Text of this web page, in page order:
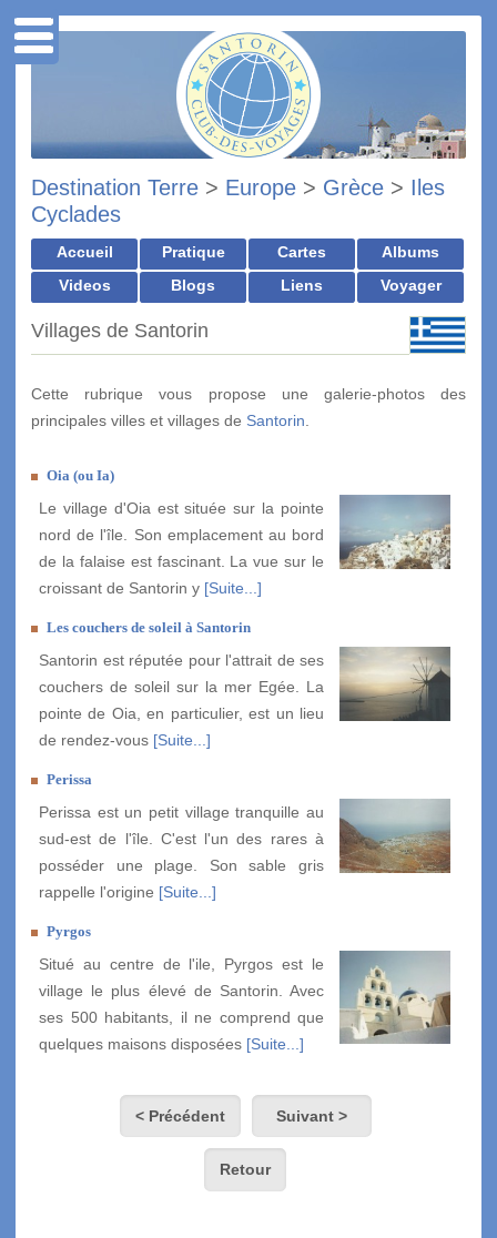
Destination Terre > Europe > Grèce > Iles
Cyclades
Accueil Pratique Cartes
Albums
Videos
Blogs Liens Voyager
Villages de Santorin
Cette rubrique vous propose une galerie-photos des
principales villes et villages de Santorin
Oia (ou Ia)
Le village d'Oia est située sur la pointe
nord de l'île. Son emplacement au bord
de la falaise est fascinant. La vue sur le
croissant de Santorin y [Suite...]
Les couchers de soleil à Santorin
Santorin est réputée pour l'attrait de ses
couchers de soleil sur la mer Egée. La
pointe de Oia, en particulier, est un lieu
de rendez-vous [Suite...]
Perissa
Perissa est un petit village tranquille au
sud-est de l'île. C'est l'un des rares à
posséder une plage. Son sable gris
rappelle l'origine [Suite...]
Pyrgos
Situé au centre de l'ile, Pyrgos est le
village le plus élevé de Santorin. Avec
ses 500 habitants, il ne comprend que
quelques maisons disposées [Suite...]
< Précédent Suivant >
Retour